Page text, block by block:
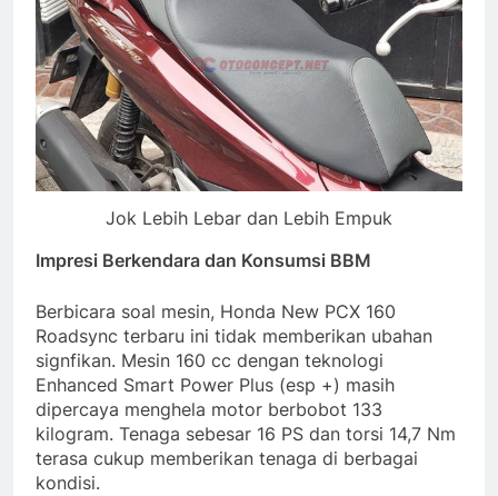
Jok Lebih Lebar dan Lebih Empuk
Impresi Berkendara dan Konsumsi BBM
Berbicara soal mesin, Honda New PCX 160
Roadsync terbaru ini tidak memberikan ubahan
signfikan. Mesin 160 cc dengan teknologi
Enhanced Smart Power Plus (esp +) masih
dipercaya menghela motor berbobot 133
kilogram. Tenaga sebesar 16 PS dan torsi 14,7 Nm
terasa cukup memberikan tenaga di berbagai
kondisi.